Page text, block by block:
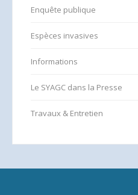
Enquête publique
Espèces invasives
Informations
Le SYAGC dans la Presse
Travaux & Entretien